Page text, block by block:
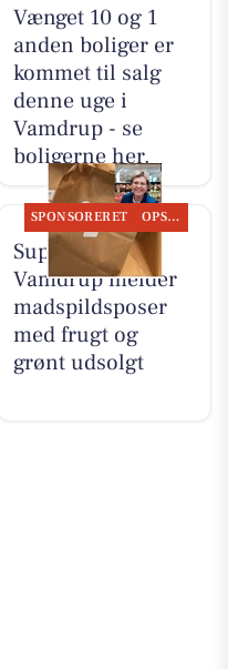
Vænget 10 og 1
anden boliger er
kommet til salg
denne uge i
Vamdrup - se
boligerne her.
SPONSORERET OPSLAGSTAVLEN
SuperBrugsen
Vamdrup melder
madspildsposer
med frugt og
grønt udsolgt